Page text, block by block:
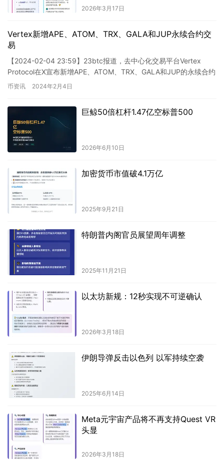
2026年3月17日
Vertex新增APE、ATOM、TRX、GALA和JUP永续合约交
易
【2024-02-04 23:59】23btc报道，去中心化交易平台Vertex
Protocol在X宣布新增APE、ATOM、TRX、GALA和JUP的永续合约
交易，最大杠杆为1…
币资讯 2024年2月4日
巨鲸50倍杠杆1.47亿空标普500
2026年6月10日
加密货币市值破4.1万亿
2025年9月21日
特朗普内阁官员展望周年调整
2025年11月21日
以太坊新规：12秒实现不可逆确认
2026年3月18日
伊朗导弹反击以色列 以军持续空袭
2025年6月14日
Meta元宇宙产品将不再支持Quest VR
头显
2026年3月18日